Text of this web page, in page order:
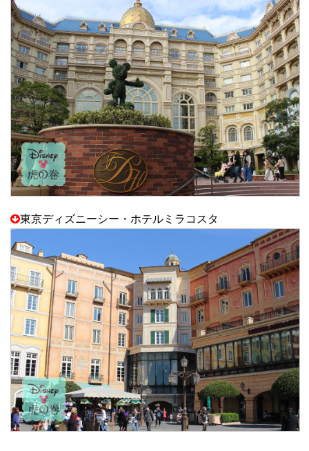
東京ディズニーシー・ホテルミラコスタ